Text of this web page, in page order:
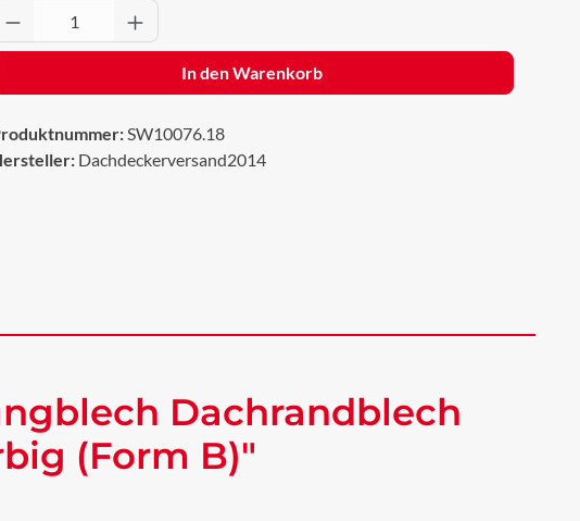
Produkt Anzahl: Gib den gewünschten Wert ein
In den Warenkorb
SW10076.18
Dachdeckerversand2014
Dachrandblech
(Form B)"